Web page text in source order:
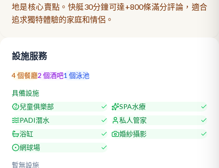
地是核心賣點。快艇30分鐘可達+800條滿分評論，適合
追求獨特體驗的家庭和情侶。
設施服務
4個餐廳2 個酒吧1 個泳池
具備設施
兒童俱樂部
SPA水療
PADI潛水
私人管家
浴缸
婚紗攝影
網球場
暫無設施